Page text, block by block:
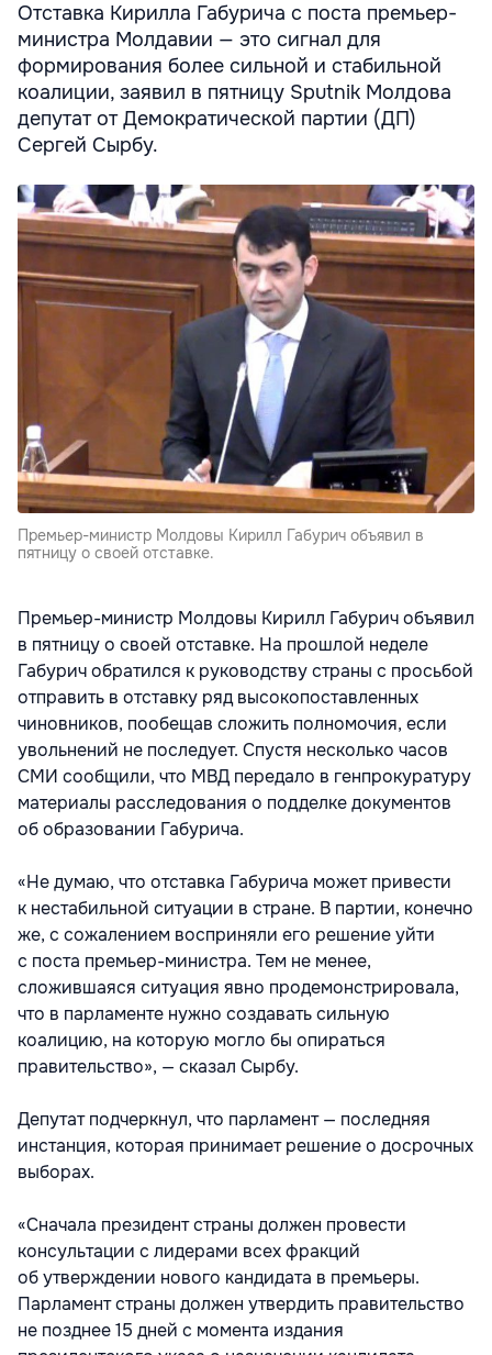
Отставка Кирилла Габурича с поста премьер-
министра Молдавии — это сигнал для
формирования более сильной и стабильной
коалиции, заявил в пятницу Sputnik Молдова
депутат от Демократической партии (ДП)
Сергей Сырбу.
Премьер-министр Молдовы Кирилл Габурич объявил в
пятницу о своей отставке.
Премьер-министр Молдовы Кирилл Габурич объявил
в пятницу о своей отставке. На прошлой неделе
Габурич обратился к руководству страны с просьбой
отправить в отставку ряд высокопоставленных
чиновников, пообещав сложить полномочия, если
увольнений не последует. Спустя несколько часов
СМИ сообщили, что МВД передало в генпрокуратуру
материалы расследования о подделке документов
об образовании Габурича.
«Не думаю, что отставка Габурича может привести
к нестабильной ситуации в стране. В партии, конечно
же, с сожалением восприняли его решение уйти
с поста премьер-министра. Тем не менее,
сложившаяся ситуация явно продемонстрировала,
что в парламенте нужно создавать сильную
коалицию, на которую могло бы опираться
правительство», — сказал Сырбу.
Депутат подчеркнул, что парламент — последняя
инстанция, которая принимает решение о досрочных
выборах.
«Сначала президент страны должен провести
консультации с лидерами всех фракций
об утверждении нового кандидата в премьеры.
Парламент страны должен утвердить правительство
не позднее 15 дней с момента издания